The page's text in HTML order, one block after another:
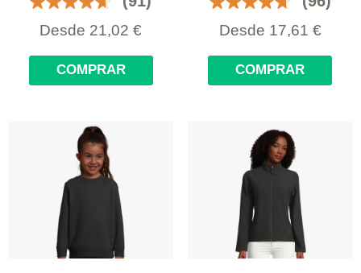
Desde 21,02 €
COMPRAR
Desde 17,61 €
COMPRAR